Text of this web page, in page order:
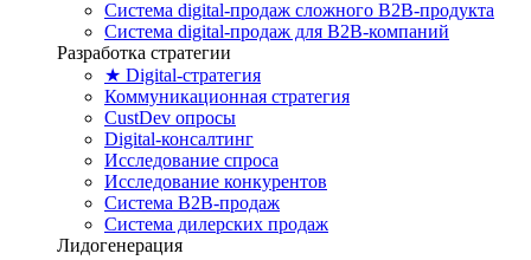
Система digital-продаж сложного B2B-продукта
Система digital-продаж для B2B-компаний
Разработка стратегии
★ Digital-стратегия
Коммуникационная стратегия
CustDev опросы
Digital-консалтинг
Исследование спроса
Исследование конкурентов
Система B2B-продаж
Система дилерских продаж
Лидогенерация